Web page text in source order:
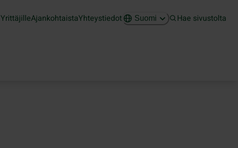
YrittäjilleAjankohtaistaYhteystiedot Suomi Hae sivustolta